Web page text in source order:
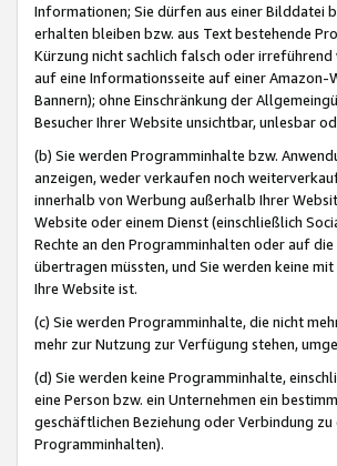
Informationen; Sie dürfen aus einer Bilddatei
erhalten bleiben bzw. aus Text bestehende
Kürzung nicht sachlich falsch oder
auf eine Informationsseite auf einer Amazon-
Bannern); ohne Einschränkung der
Besucher Ihrer Website unsichtbar, unlesbar
(b) Sie werden Programminhalte bzw.
anzeigen, weder verkaufen noch
innerhalb von Werbung außerhalb Ihrer
Website oder einem Dienst (einschließlich
Rechte an den Programminhalten oder auf
übertragen müssten, und Sie werden keine
Ihre Website ist.
(c) Sie werden Programminhalte, die nicht
mehr zur Nutzung zur Verfügung stehen,
(d) Sie werden keine Programminhalte,
eine Person bzw. ein Unternehmen ein
geschäftlichen Beziehung oder Verbindung
Programminhalten).